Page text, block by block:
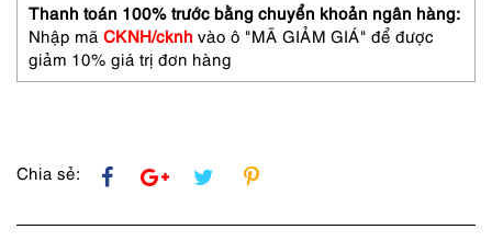
Thanh toán 100% trước bằng chuyển khoản ngân hàng:
Nhập mã CKNH/cknh vào ô "MÃ GIẢM GIÁ" để được
giảm 10% giá trị đơn hàng
Chia sẻ: